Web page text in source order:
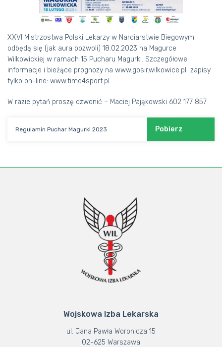
XXVI Mistrzostwa Polski Lekarzy w Narciarstwie Biegowym
odbędą się (jak aura pozwoli) 18.02.2023 na Magurce
Wilkowickiej w ramach 15 Pucharu Magurki. Szczegółowe
informacje i bieżące prognozy na www.gosir.wilkowice.pl
zapisy
tylko on-line: www.time4sport.pl .
W razie pytań proszę dzwonić – Maciej Pająkowski 602 177 857
Regulamin Puchar Magurki 2023 Pobierz
Wojskowa Izba Lekarska
ul. Jana Pawła Woronicza 15
02-625 Warszawa